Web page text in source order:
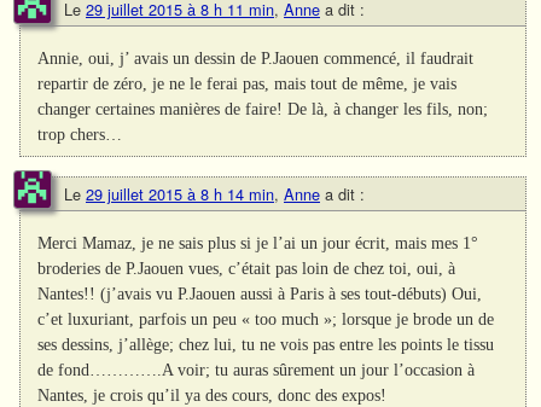
Le 29 juillet 2015 à 8 h 11 min, Anne a dit :
Annie, oui, j’ avais un dessin de P.Jaouen commencé, il faudrait
repartir de zéro, je ne le ferai pas, mais tout de même, je vais
changer certaines manières de faire! De là, à changer les fils, non;
trop chers…
Le 29 juillet 2015 à 8 h 14 min, Anne a dit :
Merci Mamaz, je ne sais plus si je l’ai un jour écrit, mais mes 1°
broderies de P.Jaouen vues, c’était pas loin de chez toi, oui, à
Nantes!! (j’avais vu P.Jaouen aussi à Paris à ses tout-débuts) Oui,
c’et luxuriant, parfois un peu « too much »; lorsque je brode un de
ses dessins, j’allège; chez lui, tu ne vois pas entre les points le tissu
de fond………….A voir; tu auras sûrement un jour l’occasion à
Nantes, je crois qu’il ya des cours, donc des expos!